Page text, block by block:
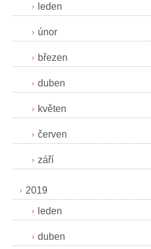
leden
únor
březen
duben
květen
červen
září
2019
leden
duben